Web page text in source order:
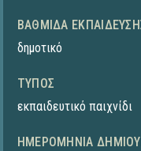
ΒΑΘΜΊΔΑ
δημοτικό
ΤΎΠΟΣ
εκπαιδευτικό παιχνίδι
ΗΜΕΡΟΜΗΝΊΑ